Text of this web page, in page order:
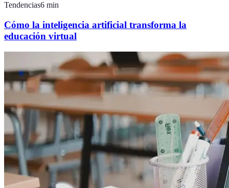
Tendencias6 min
Cómo la inteligencia artificial transforma la
educación virtual